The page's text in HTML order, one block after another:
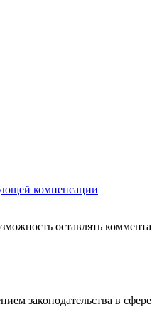
компенсации
оставлять
законодательства в